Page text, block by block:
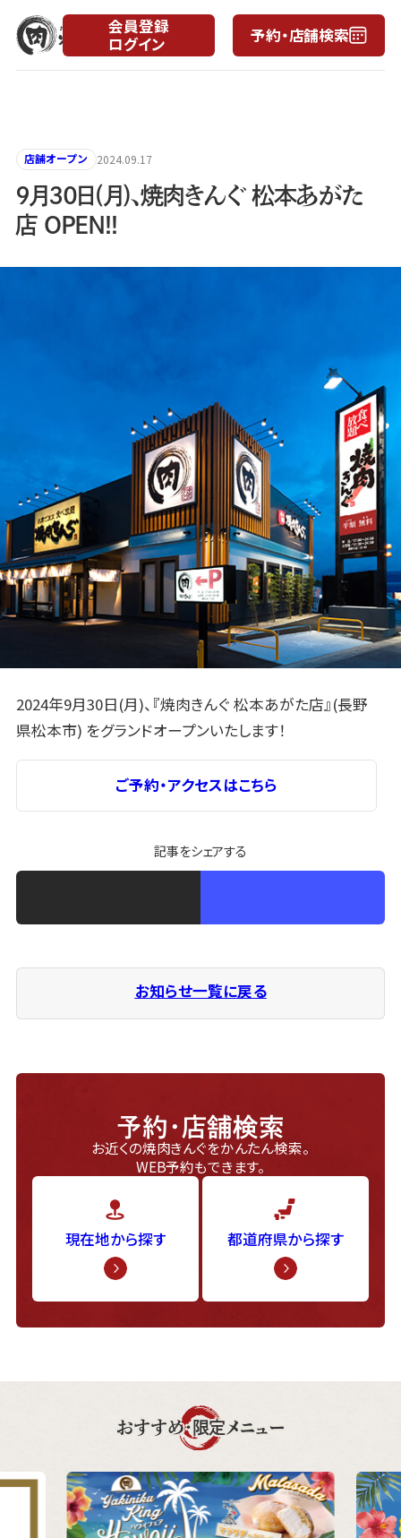
会員登録
ログイン
予約・店舗検索
店舗オープン 2024.09.17
9月30日(月)、焼肉きんぐ 松本あがた
店 OPEN!!
2024年9月30日(月)、『焼肉きんぐ 松本あがた店』(長野
県松本市) をグランドオープンいたします！
ご予約・アクセスはこちら
記事をシェアする
お知らせ一覧に戻る
予約・店舗検索
お近くの焼肉きんぐをかんたん検索。
WEB予約もできます。
現在地から探す 都道府県から探す
おすすめ・限定メニュー